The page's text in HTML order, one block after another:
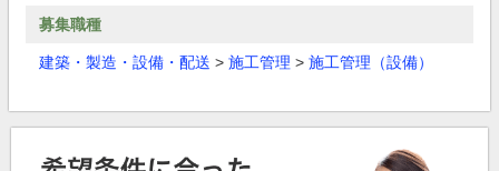
募集職種
建築・製造・設備・配送 > 施工管理 > 施工管理（設備）